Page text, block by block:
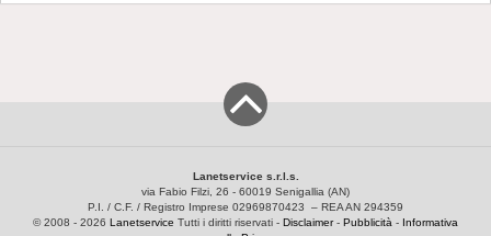
Lanetservice s.r.l.s.
via Fabio Filzi, 26 - 60019 Senigallia (AN)
P.I. / C.F. / Registro Imprese 02969870423 – REA AN 294359
© 2008 - 2026 Lanetservice Tutti i diritti riservati - Disclaimer- Pubblicità - Informativa